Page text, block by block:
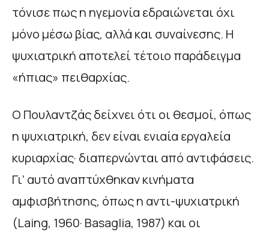
τόνισε πως η ηγεμονία εδραιώνεται όχι
μόνο μέσω βίας, αλλά και συναίνεσης. Η
ψυχιατρική αποτελεί τέτοιο παράδειγμα
«ήπιας» πειθαρχίας.
Ο Πουλαντζάς δείχνει ότι οι θεσμοί, όπως
η ψυχιατρική, δεν είναι ενιαία εργαλεία
κυριαρχίας· διαπερνώνται από αντιφάσεις.
Γι’ αυτό αναπτύχθηκαν κινήματα
αμφισβήτησης, όπως η αντι-ψυχιατρική
(Laing, 1960· Basaglia, 1987) και οι